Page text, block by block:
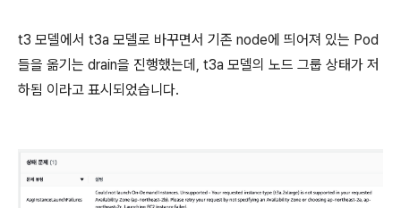
t3 모델에서 t3a 모델로 바꾸면서 기존 node에 띄어져 있는 Pod
들을 옮기는 drain을 진행했는데, t3a 모델의 노드 그룹 상태가 저
하됨 이라고 표시되었습니다.